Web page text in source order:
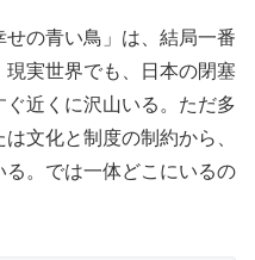
の青い鳥」は、結局一番
実世界でも、日本の閉塞
近くに沢山いる。ただ多
文化と制度の制約から、
。では一体どこにいるの